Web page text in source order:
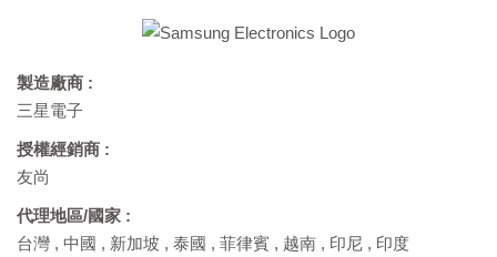
製造廠商 :
三星電子
授權經銷商 :
友尚
代理地區/國家 :
台灣 , 中國 , 新加坡 , 泰國 , 菲律賓 , 越南 , 印尼 , 印度